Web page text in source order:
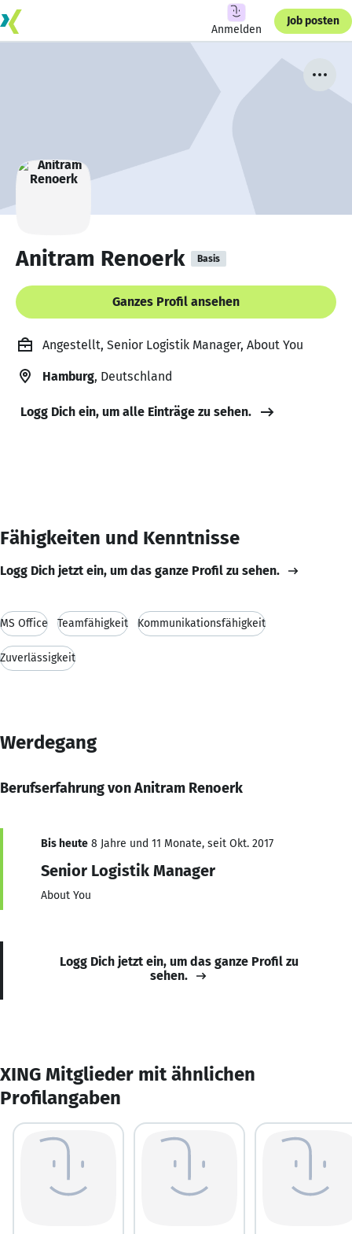
Anmelden
Job posten
Anitram Renoerk Basis
Ganzes Profil ansehen
Angestellt, Senior Logistik Manager, About You
Hamburg, Deutschland
Logg Dich ein, um alle Einträge zu sehen.
Fähigkeiten und Kenntnisse
Logg Dich jetzt ein, um das ganze Profil zu sehen.
MS Office Teamfähigkeit Kommunikationsfähigkeit
Zuverlässigkeit
Werdegang
Berufserfahrung von Anitram Renoerk
Bis heute 8 Jahre und 11 Monate, seit Okt. 2017
Senior Logistik Manager
About You
Logg Dich jetzt ein, um das ganze Profil zu
sehen.
XING Mitglieder mit ähnlichen
Profilangaben